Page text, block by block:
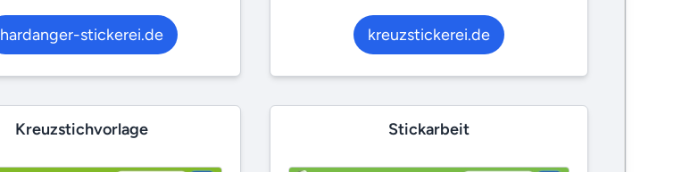
hardanger-stickerei.de kreuzstickerei.de
Kreuzstichvorlage Stickarbeit